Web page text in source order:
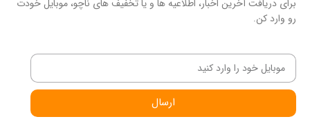
برای دریافت آخرین اخبار، اطلاعیه ها و یا تخفیف های ناچو، موبایل خودت
رو وارد کن.
ارسال